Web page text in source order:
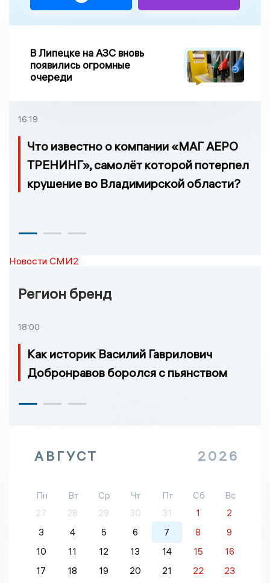
В Липецке на АЗС вновь
появились огромные
очереди
16:19
Что известно о компании «МАГ АЕРО
ТРЕНИНГ», самолёт которой потерпел
крушение во Владимирской области?
Новости СМИ2
Регион бренд
18:00
Как историк Василий Гаврилович
Добронравов боролся с пьянством
АВГУСТ 2026
Пн Вт Ср Чт Пт Сб
Вс
27
28 29 30 31 1
2
3
4 5 6 7 8
9
10
11 12 13 14 15
16
17
18 19 20 21 22 23